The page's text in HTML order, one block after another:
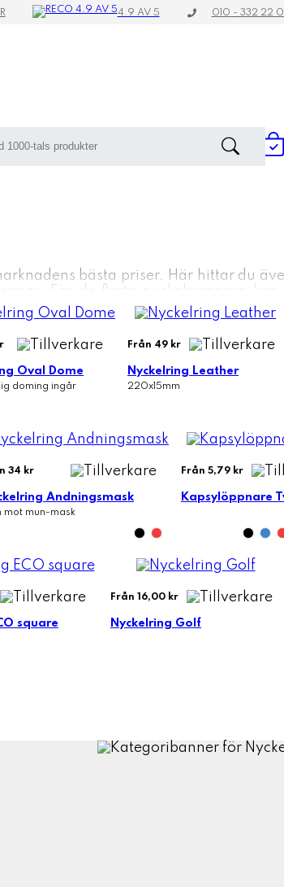
4.9 AV 5 010 - 332 22
bästa priser. Här hittar du
För de flesta nyckelringarna
Oval Dome
doming ingår
Från 49 kr
Nyckelring Leather
220x15mm
34 kr
Andningsmask
mot mun-mask
Från 5,79 kr
Kapsylöppnare
square
Från 16,00 kr
Nyckelring Golf